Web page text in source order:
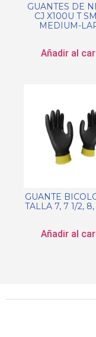
GUANTES DE
CJ X100U T
MEDIUM-
Añadir al
GUANTE
TALLA 7, 7 1/2,
Añadir al